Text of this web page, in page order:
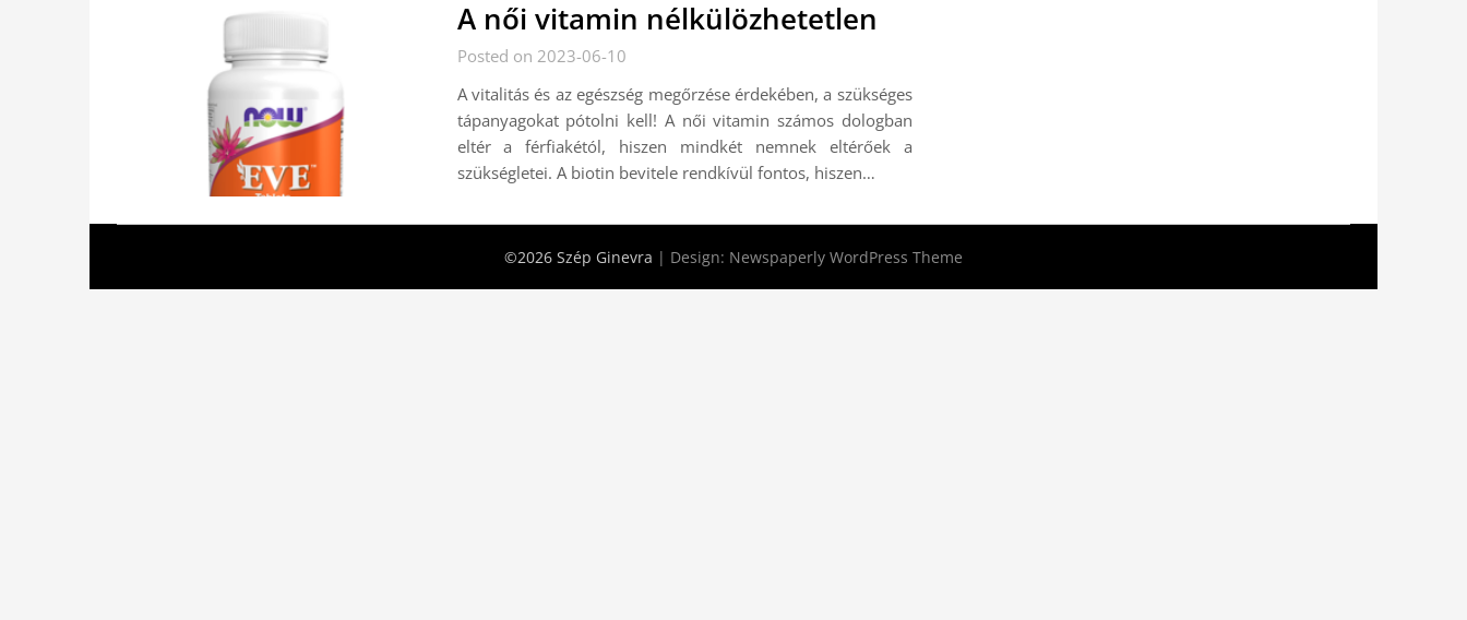
A női vitamin nélkülözhetetlen
Posted on 2023-06-10
A vitalitás és az egészség megőrzése érdekében, a szükséges
tápanyagokat pótolni kell! A női vitamin számos dologban
eltér a férfiakétól, hiszen mindkét nemnek eltérőek a
szükségletei. A biotin bevitele rendkívül fontos, hiszen…
©2026 Szép Ginevra | Design: Newspaperly WordPress Theme